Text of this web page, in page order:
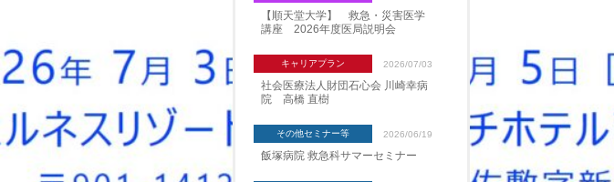
【順天堂大学】 救急・災害医学
講座 2026年度医局説明会
キャリアプラン 2026/07/03
社会医療法人財団石心会 川崎幸病
院 高橋 直樹
その他セミナー等 2026/06/19
飯塚病院 救急科サマーセミナー